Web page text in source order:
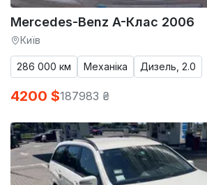
Mercedes-Benz A-Клас 2006
Київ
286 000 км Механіка Дизель, 2.0
4200 $187983 ₴